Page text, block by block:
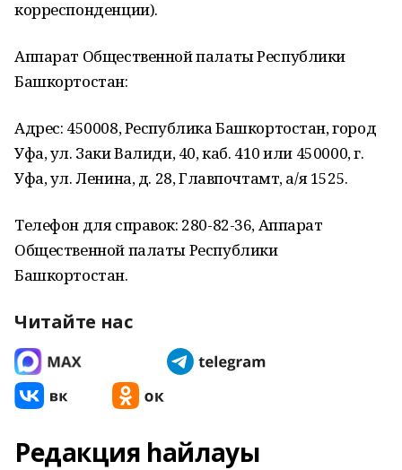
корреспонденции).
Аппарат Общественной палаты Республики
Башкортостан:
Адрес: 450008, Республика Башкортостан, город
Уфа, ул. Заки Валиди, 40, каб. 410 или 450000, г.
Уфа, ул. Ленина, д. 28, Главпочтамт, а/я 1525.
Телефон для справок: 280-82-36, Аппарат
Общественной палаты Республики
Башкортостан.
Читайте нас
Редакция һайлауы